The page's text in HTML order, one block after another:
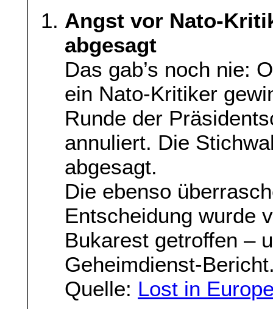
Angst vor Nato-
abgesagt
Das gab’s noch nie:
ein Nato-Kritiker
Runde der
annuliert. Die
abgesagt.
Die ebenso
Entscheidung wurde
Bukarest getroffen –
Geheimdienst-
Quelle: Lost in